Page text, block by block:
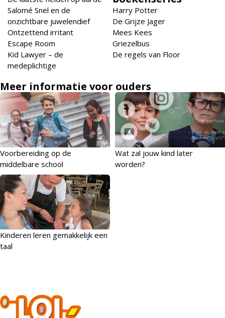
Salomé Snel en de
onzichtbare juwelendief
Ontzettend irritant
Escape Room
Kid Lawyer – de
medeplichtige
Harry Potter
De Grijze Jager
Mees Kees
Griezelbus
De regels van Floor
Meer informatie voor ouders
Voorbereiding op de
middelbare school
Wat zal jouw kind later
worden?
Kinderen leren gemakkelijk een
taal